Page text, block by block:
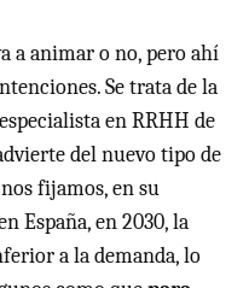
a animar o no, pero ahí
Se trata de la
en RRHH de
del nuevo tipo de
fijamos, en su
España, en 2030, la
a la demanda, lo